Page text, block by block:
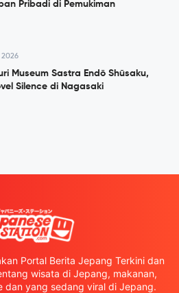
Pribadi di Pemukiman
2026
Museum Sastra Endō Shūsaku,
Silence di Nagasaki
Portal Berita Jepang Terkini dan
wisata di Jepang, makanan,
dan yang sedang viral di Jepang.